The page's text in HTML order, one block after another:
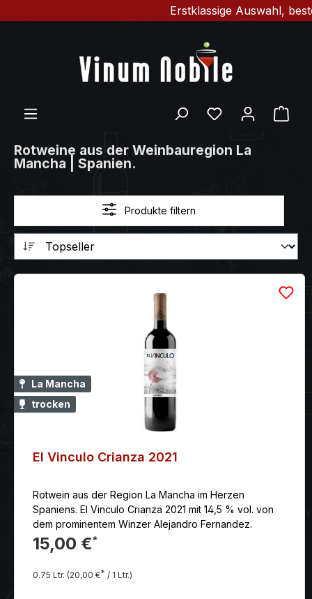
Erstklassige Auswahl,
Du hast 0
Rotweine aus der Weinbauregion La
Mancha | Spanien.
Produkte filtern
La Mancha
trocken
El Vinculo Crianza 2021
Rotwein aus der Region La Mancha im Herzen
Spaniens. El Vinculo Crianza 2021 mit 14,5 % vol. von
dem prominentem Winzer Alejandro Fernandez.
15,00 €*
0.75 Ltr. (20,00 €* / 1 Ltr.)